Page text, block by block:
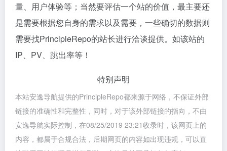
量、用户体验等；当然要评估一个站的价值，最主要还
是需要根据您自身的需求以及需要，一些确切的数据则
需要找PrincipleRepo的站长进行洽谈提供。如该站的
IP、PV、跳出率等！
特别声明
本站安逸导航提供的PrincipleRepo都来源于网络，不保证外部
链接的准确性和完整性，同时，对于该外部链接的指向，不由
安逸导航实际控制，在08/25/2019 23:21收录时，该网页上的
内容，都属于合规合法，后期网页的内容如出现违规，可以直